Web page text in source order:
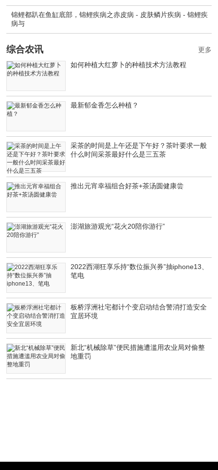
锦鲤都趴在鱼缸底部，锦鲤疾病之赤皮病 - 皮肤鳞片疾病 - 锦鲤疾
病与
综合农讯
如何种植大红萝卜的种植技术方法教程
最新郁金香怎么种植？
采茶的时间是上午还是下午好？茶叶要求一般
什么时间采茶最好什么是三五茶
推出元宵幸福组合好茶+茶汤圆健康尝
澎湖旅游观光“花火20陪你游行”
2022西湖狂享乐持“数位振兴券”抽iphone13、
笔电
板桥浮洲社宅都计个变启动结合警消打造安全
宜居环境
新北“机械除草”便民措施遭滥用农业局对偷整
地重罚
更多